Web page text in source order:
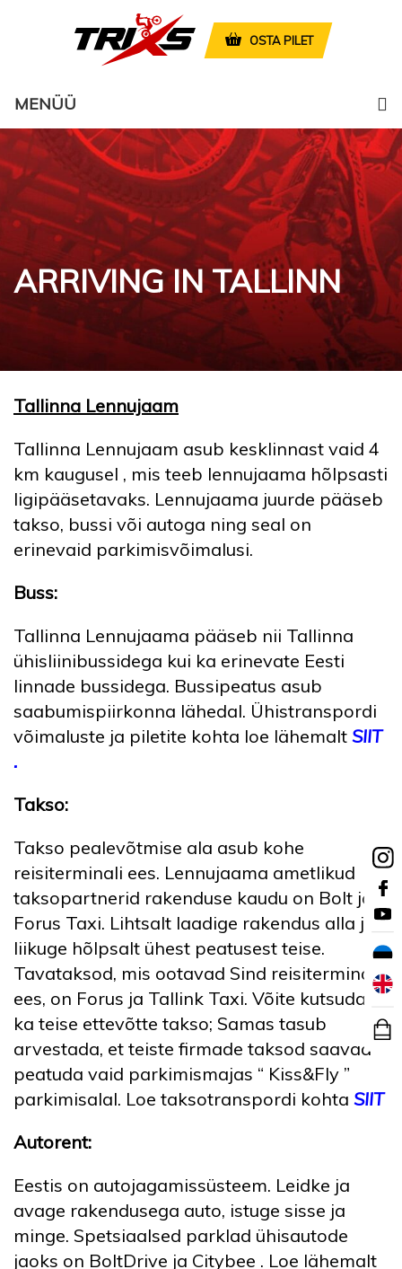
OSTA PILET
MENÜÜ
ARRIVING IN TALLINN
Tallinna Lennujaam
Tallinna Lennujaam asub kesklinnast vaid 4
km kaugusel , mis teeb lennujaama hõlpsasti
ligipääsetavaks. Lennujaama juurde pääseb
takso, bussi või autoga ning seal on
erinevaid parkimisvõimalusi.
Buss:
Tallinna Lennujaama pääseb nii Tallinna
ühisliinibussidega kui ka erinevate Eesti
linnade bussidega. Bussipeatus asub
saabumispiirkonna lähedal. Ühistranspordi
võimaluste ja piletite kohta loe lähemalt SIIT
.
Takso:
Takso pealevõtmise ala asub kohe
reisiterminali ees. Lennujaama ametlikud
taksopartnerid rakenduse kaudu on Bolt ja
Forus Taxi. Lihtsalt laadige rakendus alla ja
liikuge hõlpsalt ühest peatusest teise.
Tavataksod, mis ootavad Sind reisiterminali
ees, on Forus ja Tallink Taxi. Võite kutsuda
ka teise ettevõtte takso; Samas tasub
arvestada, et teiste firmade taksod saavad
peatuda vaid parkimismajas “ Kiss&Fly ”
parkimisalal. Loe taksotranspordi kohta SIIT
Autorent:
Eestis on autojagamissüsteem. Leidke ja
avage rakendusega auto, istuge sisse ja
minge. Spetsiaalsed parklad ühisautode
jaoks on BoltDrive ja Citybee . Loe lähemalt